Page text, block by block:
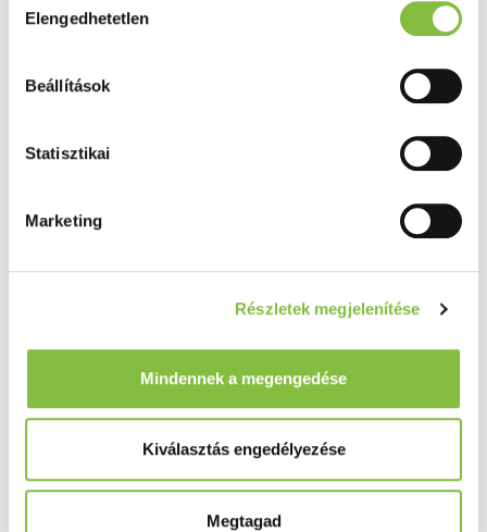
kiválasztása
Elengedhetetlen
Beállítások
Statisztikai
Marketing
Részletek megjelenítése
Mindennek a megengedése
Kiválasztás engedélyezése
Megtagad